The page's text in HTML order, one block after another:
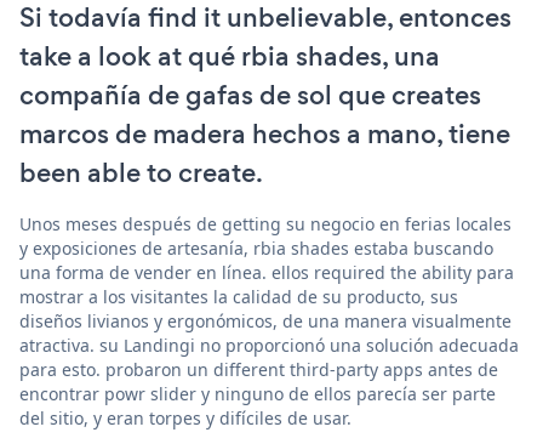
Si todavía find it unbelievable, entonces
take a look at qué rbia shades, una
compañía de gafas de sol que creates
marcos de madera hechos a mano, tiene
been able to create.
Unos meses después de getting su negocio en ferias locales
y exposiciones de artesanía, rbia shades estaba buscando
una forma de vender en línea. ellos required the ability para
mostrar a los visitantes la calidad de su producto, sus
diseños livianos y ergonómicos, de una manera visualmente
atractiva. su Landingi no proporcionó una solución adecuada
para esto. probaron un different third-party apps antes de
encontrar powr slider y ninguno de ellos parecía ser parte
del sitio, y eran torpes y difíciles de usar.